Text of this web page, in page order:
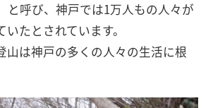
と呼び、神戸では1万人もの人々が
たとされています。
山は神戸の多くの人々の生活に根